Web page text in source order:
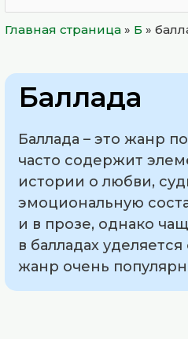
Главная страница » Б »
Баллада
Баллада – это жанр
часто содержит
истории о любви,
эмоциональную
и в прозе, однако
в балладах
жанр очень